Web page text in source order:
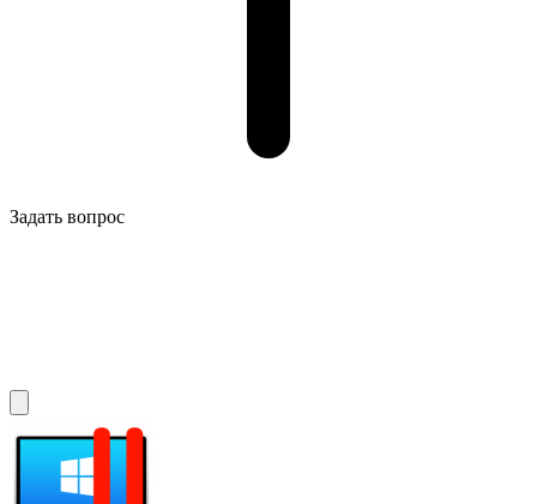
Задать вопрос